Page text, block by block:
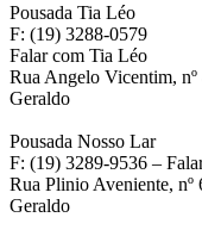
Pousada Tia Léo
F: (19) 3288-0579
Falar com Tia Léo
Rua Angelo Vicentim,
Geraldo
Pousada Nosso Lar
F: (19) 3289-9536 –
Rua Plinio Aveniente,
Geraldo